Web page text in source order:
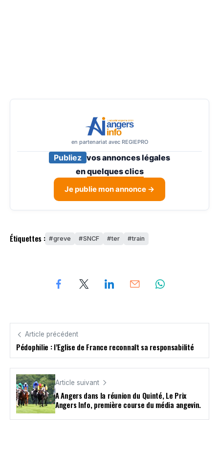
en partenariat avec REGIEPRO
Publiez vos annonces légales
enquelques clics
Je publie mon annonce →
Étiquettes : greve SNCF ter train
Article précédent
Pédophilie : l’Eglise de France reconnaît sa responsabilité
Article suivant
A Angers dans la réunion du Quinté, Le Prix
Angers Info, première course du média angevin.